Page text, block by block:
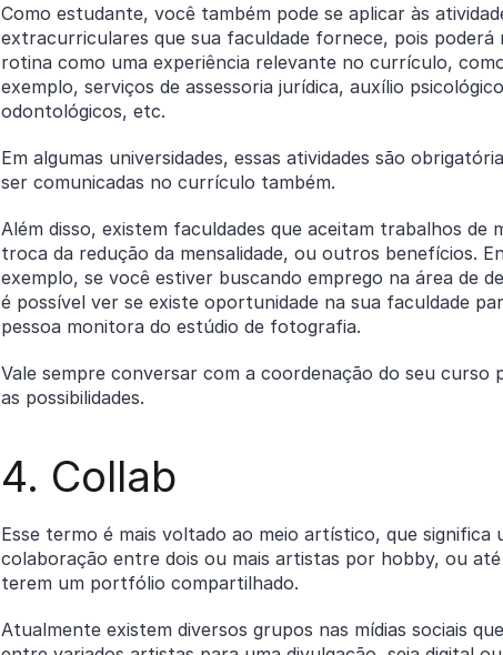
Como estudante, você também pode se aplicar às
extracurriculares que sua faculdade fornece, pois poderá
rotina como uma experiência relevante no currículo,
exemplo, serviços de assessoria jurídica, auxílio
odontológicos, etc.
Em algumas universidades, essas atividades são
ser comunicadas no currículo também.
Além disso, existem faculdades que aceitam trabalhos de
troca da redução da mensalidade, ou outros benefícios.
exemplo, se você estiver buscando emprego na área de
é possível ver se existe oportunidade na sua faculdade
pessoa monitora do estúdio de fotografia.
Vale sempre conversar com a coordenação do seu curso
as possibilidades.
4. Collab
Esse termo é mais voltado ao meio artístico, que significa
colaboração entre dois ou mais artistas por hobby, ou até
terem um portfólio compartilhado.
Atualmente existem diversos grupos nas mídias sociais